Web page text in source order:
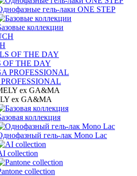
гель-лаки ONE STEP
коллекции
OF THE DAY
ex GA&MA
коллекция
гель-лак Mono Lac
collection
collection